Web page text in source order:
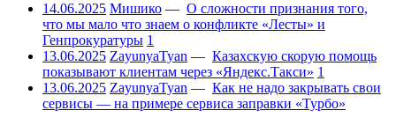
14.06.2025 Мишико — О сложности признания того,
что мы мало что знаем о конфликте «Лесты» и
Генпрокуратуры 1
13.06.2025 ZayunyaTyan — Казахскую скорую помощь
показывают клиентам через «Яндекс.Такси» 1
13.06.2025 ZayunyaTyan — Как не надо закрывать свои
сервисы — на примере сервиса заправки «Турбо»